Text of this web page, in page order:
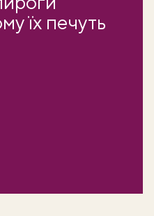
їх печуть